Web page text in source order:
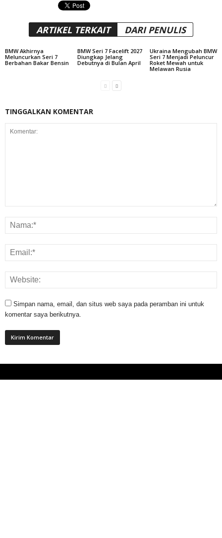
ARTIKEL TERKAIT DARI PENULIS
BMW Akhirnya
Meluncurkan Seri 7
Berbahan Bakar Bensin
BMW Seri 7 Facelift 2027
Diungkap Jelang
Debutnya di Bulan April
Ukraina Mengubah BMW
Seri 7 Menjadi Peluncur
Roket Mewah untuk
Melawan Rusia
TINGGALKAN KOMENTAR
Simpan nama, email, dan situs web saya pada peramban ini untuk
komentar saya berikutnya.